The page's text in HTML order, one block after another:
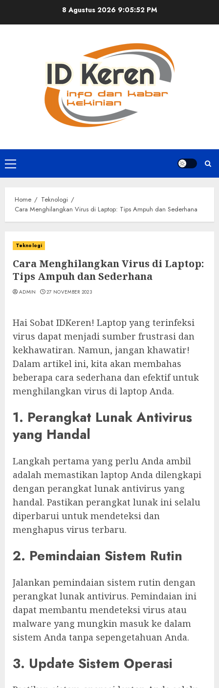
8 Agustus 2026 9:05:53 PM
Primary
Menu
Home
Teknologi
Cara Menghilangkan Virus di Laptop: Tips Ampuh dan Sederhana
Teknologi
Cara Menghilangkan Virus di Laptop:
Tips Ampuh dan Sederhana
ADMIN 27 NOVEMBER 2023
Hai Sobat IDKeren! Laptop yang terinfeksi
virus dapat menjadi sumber frustrasi dan
kekhawatiran. Namun, jangan khawatir!
Dalam artikel ini, kita akan membahas
beberapa cara sederhana dan efektif untuk
menghilangkan virus di laptop Anda.
1. Perangkat Lunak Antivirus
yang Handal
Langkah pertama yang perlu Anda ambil
adalah memastikan laptop Anda dilengkapi
dengan perangkat lunak antivirus yang
handal. Pastikan perangkat lunak ini selalu
diperbarui untuk mendeteksi dan
menghapus virus terbaru.
2. Pemindaian Sistem Rutin
Jalankan pemindaian sistem rutin dengan
perangkat lunak antivirus. Pemindaian ini
dapat membantu mendeteksi virus atau
malware yang mungkin masuk ke dalam
sistem Anda tanpa sepengetahuan Anda.
3. Update Sistem Operasi